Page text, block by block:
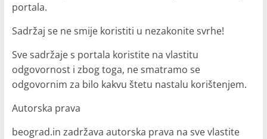
portala.
Sadržaj se ne smije koristiti u nezakonite svrhe!
Sve sadržaje s portala koristite na vlastitu
odgovornost i zbog toga, ne smatramo se
odgovornim za bilo kakvu štetu nastalu korištenjem.
Autorska prava
beograd.in zadržava autorska prava na sve vlastite